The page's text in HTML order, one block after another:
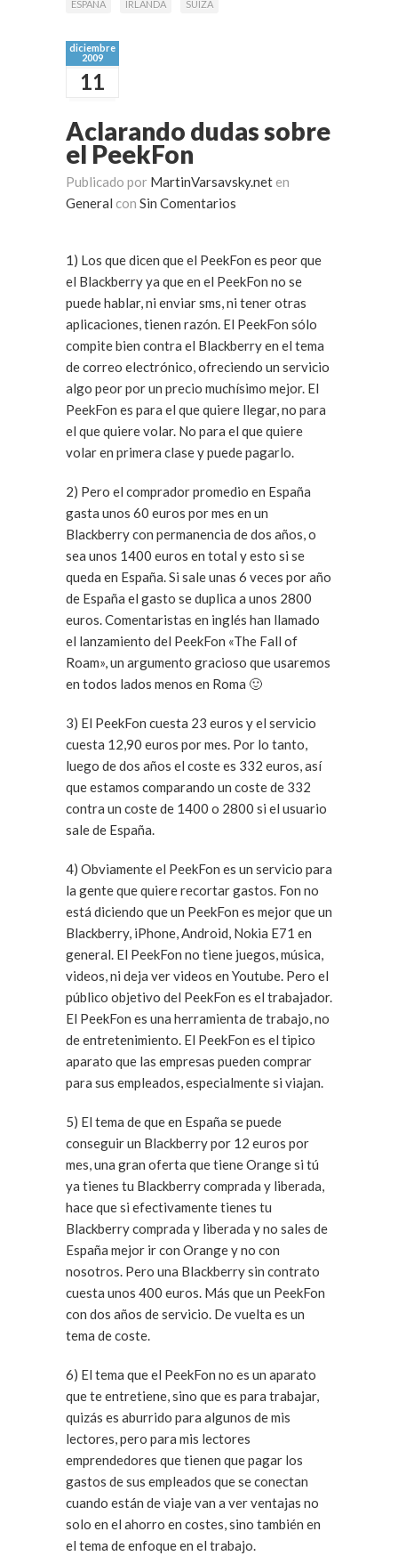
ESPAÑA IRLANDA SUIZA
diciembre
2009
11
Aclarando dudas sobre
el PeekFon
Publicado por MartinVarsavsky.net en
General con Sin Comentarios
1) Los que dicen que el PeekFon es peor que
el Blackberry ya que en el PeekFon no se
puede hablar, ni enviar sms, ni tener otras
aplicaciones, tienen razón. El PeekFon sólo
compite bien contra el Blackberry en el tema
de correo electrónico, ofreciendo un servicio
algo peor por un precio muchísimo mejor. El
PeekFon es para el que quiere llegar, no para
el que quiere volar. No para el que quiere
volar en primera clase y puede pagarlo.
2) Pero el comprador promedio en España
gasta unos 60 euros por mes en un
Blackberry con permanencia de dos años, o
sea unos 1400 euros en total y esto si se
queda en España. Si sale unas 6 veces por año
de España el gasto se duplica a unos 2800
euros. Comentaristas en inglés han llamado
el lanzamiento del PeekFon «The Fall of
Roam», un argumento gracioso que usaremos
en todos lados menos en Roma 🙂
3) El PeekFon cuesta 23 euros y el servicio
cuesta 12,90 euros por mes. Por lo tanto,
luego de dos años el coste es 332 euros, así
que estamos comparando un coste de 332
contra un coste de 1400 o 2800 si el usuario
sale de España.
4) Obviamente el PeekFon es un servicio para
la gente que quiere recortar gastos. Fon no
está diciendo que un PeekFon es mejor que un
Blackberry, iPhone, Android, Nokia E71 en
general. El PeekFon no tiene juegos, música,
videos, ni deja ver videos en Youtube. Pero el
público objetivo del PeekFon es el trabajador.
El PeekFon es una herramienta de trabajo, no
de entretenimiento. El PeekFon es el tipico
aparato que las empresas pueden comprar
para sus empleados, especialmente si viajan.
5) El tema de que en España se puede
conseguir un Blackberry por 12 euros por
mes, una gran oferta que tiene Orange si tú
ya tienes tu Blackberry comprada y liberada,
hace que si efectivamente tienes tu
Blackberry comprada y liberada y no sales de
España mejor ir con Orange y no con
nosotros. Pero una Blackberry sin contrato
cuesta unos 400 euros. Más que un PeekFon
con dos años de servicio. De vuelta es un
tema de coste.
6) El tema que el PeekFon no es un aparato
que te entretiene, sino que es para trabajar,
quizás es aburrido para algunos de mis
lectores, pero para mis lectores
emprendedores que tienen que pagar los
gastos de sus empleados que se conectan
cuando están de viaje van a ver ventajas no
solo en el ahorro en costes, sino también en
el tema de enfoque en el trabajo.